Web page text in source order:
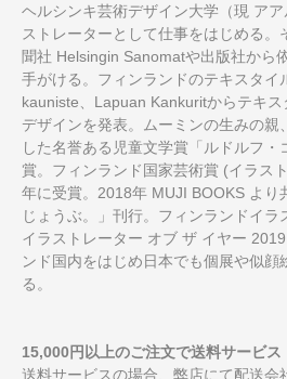
ヘルシンキ芸術デザイン大学（現 ア
ストレーターとして仕事をはじめる。
聞社 Helsingin Sanomatや出版社から
手がける。フィンランドのテキスタイ
kauniste、Lapuan Kankuritからテキ
デザインを発表。ムーミンの生みの親
した名誉ある児童文学賞「ルドルフ
賞。フィンランド国家芸術賞 (イラス
年に受賞。2018年 MUJI BOOKS より
じょうぶ。」刊行。フィンランドイラ
イラストレーター オブ ザ イヤー
ンド国内をはじめ日本でも個展や似顔
る。
15,000円以上のご注文で送料サービス
送料サービスの場合、弊店にて配送会